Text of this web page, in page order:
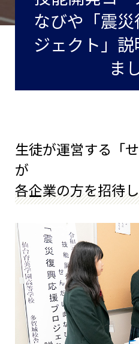
なびや「震
ジェクト」
ま
生徒が運営する「
が
各企業の方を招待